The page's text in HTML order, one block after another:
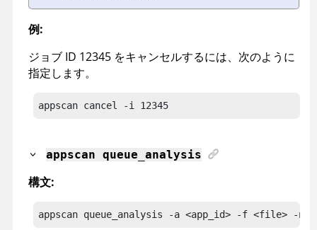
例:
ジョブ ID 12345 をキャンセルするには、次のように
指定します。
appscan cancel -i 12345
appscan queue_analysis
構文:
appscan queue_analysis -a <app_id> -f <file> -n